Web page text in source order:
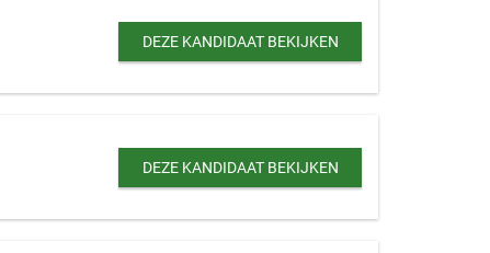
DEZE KANDIDAAT BEKIJKEN
DEZE KANDIDAAT BEKIJKEN